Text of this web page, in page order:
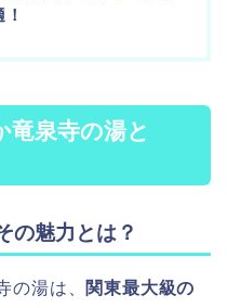
泉寺の湯と
の魅力とは？
の湯は、 関東最大級の